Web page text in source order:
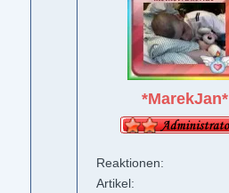
*MarekJan*
Reaktionen
Artikel